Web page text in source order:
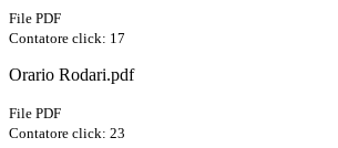
File PDF
Contatore click: 17
Orario Rodari.pdf
File PDF
Contatore click: 23